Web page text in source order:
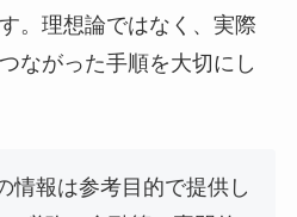
。理想論ではなく、実際
ながった手順を大切にし
情報は参考目的で提供し